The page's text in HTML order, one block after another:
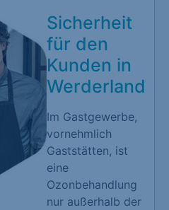
Sicherheit
für den
Kunden in
Werderland
Im Gastgewerbe,
vornehmlich
Gaststätten, ist
eine
Ozonbehandlung
nur außerhalb der